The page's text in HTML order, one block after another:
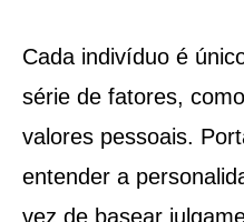
Cada indivíduo é
série de fatores,
valores pessoais.
entender a
vez de basear